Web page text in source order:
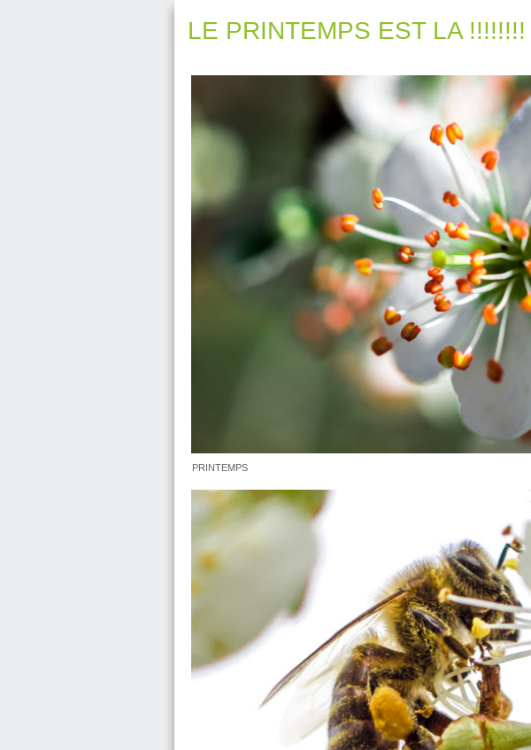
LE PRINTEMPS EST LA !!!!!!!!
PRINTEMPS